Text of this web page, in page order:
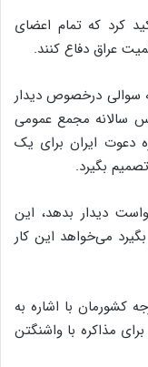
کرد که تمام اعضای
عراق دفاع کنند.
سوالی درخصوص دیدار
سالانه مجمع عمومی
دعوت ایران برای یک
بگیرد.
دیدار بدهد، این
می‌خواهد این کار
کشورمان با اشاره به
مذاکره با واشنگتن